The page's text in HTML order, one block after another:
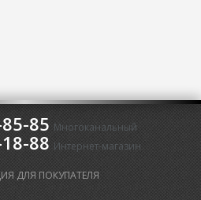
85 Многоканальный
88 Интернет-магазин
ДЛЯ ПОКУПАТЕЛЯ